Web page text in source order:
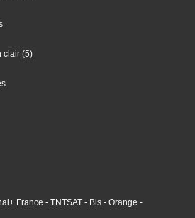
clair (5)
France - TNTSAT - Bis - Orange -